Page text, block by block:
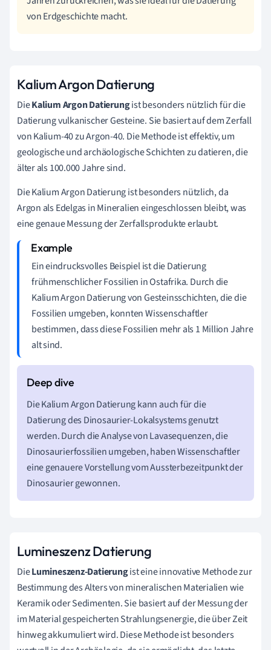
von Erdgeschichte macht.
Kalium Argon Datierung
DieKalium Argon Datierungist besonders nützlich für die
Datierung vulkanischer Gesteine. Sie basiert auf dem Zerfall
von Kalium-40 zu Argon-40. Die Methode ist effektiv, um
geologische und archäologische Schichten zu datieren, die
älter als 100.000 Jahre sind.
Die Kalium Argon Datierung ist besonders nützlich, da
Argon als Edelgas in Mineralien eingeschlossen bleibt, was
eine genaue Messung der Zerfallsprodukte erlaubt.
Ein eindrucksvolles Beispiel ist die Datierung
frühmenschlicher Fossilien in Ostafrika. Durch die
Kalium Argon Datierung von Gesteinsschichten, die die
Fossilien umgeben, konnten Wissenschaftler
bestimmen, dass diese Fossilien mehr als 1 Million Jahre
alt sind.
Die Kalium Argon Datierung kann auch für die
Datierung des Dinosaurier-Lokalsystems genutzt
werden. Durch die Analyse von Lavasequenzen, die
Dinosaurierfossilien umgeben, haben Wissenschaftler
eine genauere Vorstellung vom Aussterbezeitpunkt der
Dinosaurier gewonnen.
Lumineszenz Datierung
DieLumineszenz-Datierungist eine innovative Methode zur
Bestimmung des Alters von mineralischen Materialien wie
Keramik oder Sedimenten. Sie basiert auf der Messung der
im Material gespeicherten Strahlungsenergie, die über Zeit
hinweg akkumuliert wird. Diese Methode ist besonders